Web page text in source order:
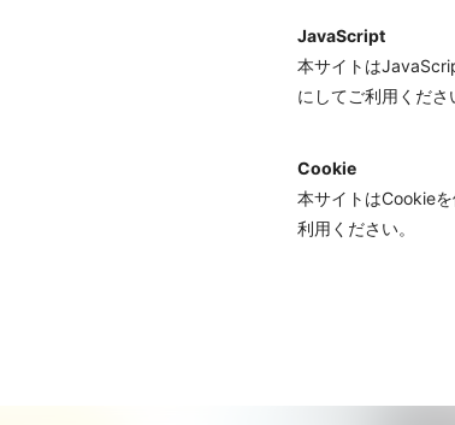
JavaScript
本サイトは
にしてご利用くださ
Cookie
本サイトはCookie
利用ください。